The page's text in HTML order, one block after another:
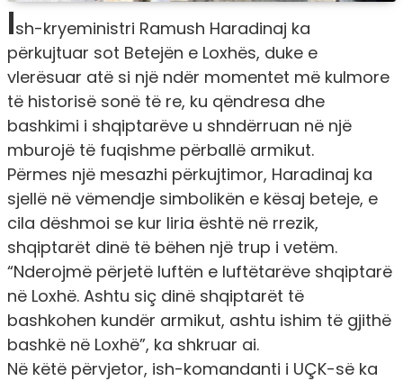
Ish-kryeministri Ramush Haradinaj ka
përkujtuar sot Betejën e Loxhës, duke e
vlerësuar atë si një ndër momentet më kulmore
të historisë sonë të re, ku qëndresa dhe
bashkimi i shqiptarëve u shndërruan në një
mburojë të fuqishme përballë armikut.
Përmes një mesazhi përkujtimor, Haradinaj ka
sjellë në vëmendje simbolikën e kësaj beteje, e
cila dëshmoi se kur liria është në rrezik,
shqiptarët dinë të bëhen një trup i vetëm.
“Nderojmë përjetë luftën e luftëtarëve shqiptarë
në Loxhë. Ashtu siç dinë shqiptarët të
bashkohen kundër armikut, ashtu ishim të gjithë
bashkë në Loxhë”, ka shkruar ai.
Në këtë përvjetor, ish-komandanti i UÇK-së ka